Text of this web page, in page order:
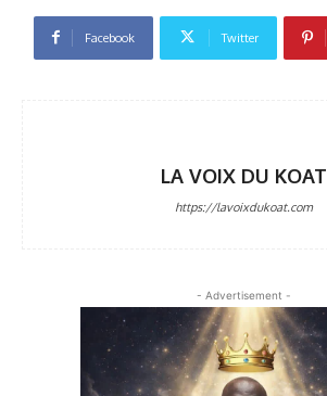
Facebook Twitter
LA VOIX DU KOAT
https://lavoixdukoat.com
- Advertisement -